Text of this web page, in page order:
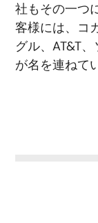
社もその一つ
客様には、コ
グル、AT&T
が名を連ねて